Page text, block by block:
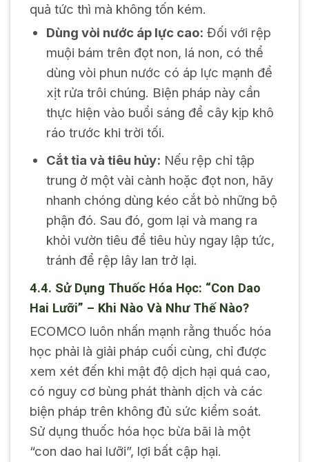
quả tức thì mà không tốn kém.
Dùng vòi nước áp lực cao: Đối với rệp
muội bám trên đọt non, lá non, có thể
dùng vòi phun nước có áp lực mạnh để
xịt rửa trôi chúng. Biện pháp này cần
thực hiện vào buổi sáng để cây kịp khô
ráo trước khi trời tối.
Cắt tỉa và tiêu hủy: Nếu rệp chỉ tập
trung ở một vài cành hoặc đọt non, hãy
nhanh chóng dùng kéo cắt bỏ những bộ
phận đó. Sau đó, gom lại và mang ra
khỏi vườn tiêu để tiêu hủy ngay lập tức,
tránh để rệp lây lan trở lại.
4.4. Sử Dụng Thuốc Hóa Học: “Con Dao
Hai Lưỡi” – Khi Nào Và Như Thế Nào?
ECOMCO luôn nhấn mạnh rằng thuốc hóa
học phải là giải pháp cuối cùng, chỉ được
xem xét đến khi mật độ dịch hại quá cao,
có nguy cơ bùng phát thành dịch và các
biện pháp trên không đủ sức kiểm soát.
Sử dụng thuốc hóa học bừa bãi là một
“con dao hai lưỡi”, lợi bất cập hại.